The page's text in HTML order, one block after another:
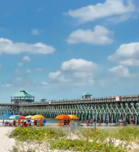
bas pour les parcourir ou en appuyant et